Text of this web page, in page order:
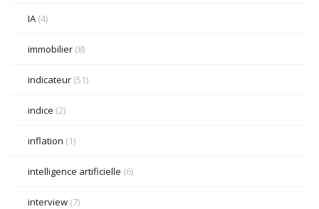
IA (4)
immobilier (8)
indicateur (51)
indice (2)
inflation (1)
intelligence artificielle (6)
interview (7)